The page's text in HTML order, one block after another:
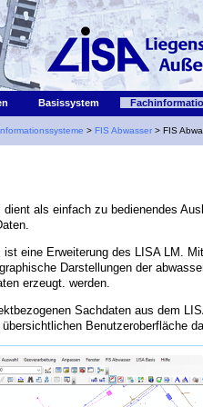
Basissystem
> FIS Abwasser > FIS
dient als einfach zu bedienendes
ist eine Erweiterung des LISA LM.
Darstellungen der
erzeugt. werden.
Sachdaten aus dem
Benutzeroberfläche